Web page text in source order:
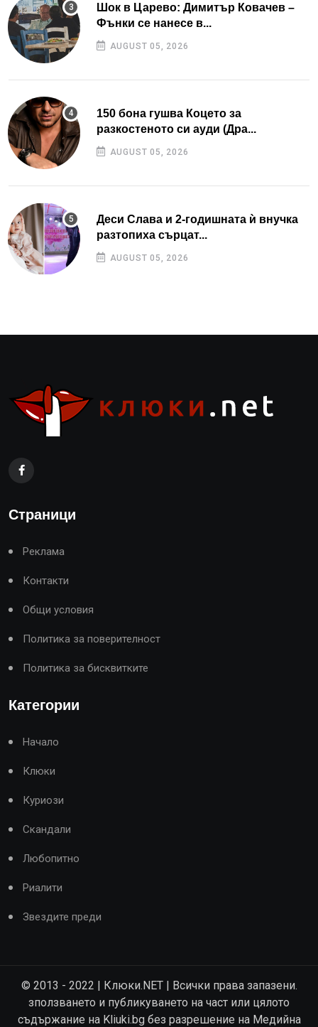
Шок в Царево: Димитър Ковачев –
Фънки се нанесе в...
AUGUST 05, 2026
150 бона гушва Коцето за
разкостеното си ауди (Дра...
AUGUST 05, 2026
Деси Слава и 2-годишната ѝ внучка
разтопиха сърцат...
AUGUST 05, 2026
Страници
Реклама
Контакти
Общи условия
Политика за поверителност
Политика за бисквитките
Категории
Начало
Клюки
Куриози
Скандали
Любопитно
Риалити
Звездите преди
© 2013 - 2022 | Клюки.NET | Всички права запазени.
зползването и публикуването на част или цялото
съдържание на Kliuki.bg без разрешение на Медийна